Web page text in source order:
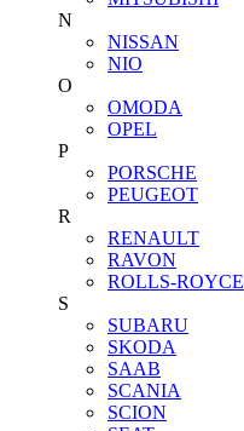
N
NISSAN
NIO
O
OMODA
OPEL
P
PORSCHE
PEUGEOT
R
RENAULT
RAVON
ROLLS-ROYCE
S
SUBARU
SKODA
SAAB
SCANIA
SCION